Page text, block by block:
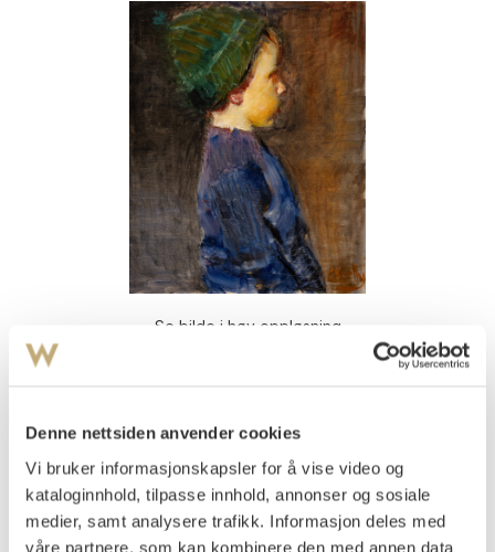
Denne nettsiden anvender cookies
Vi bruker informasjonskapsler for å vise video og
kataloginnhold, tilpasse innhold, annonser og sosiale
medier, samt analysere trafikk. Informasjon deles med
våre partnere, som kan kombinere den med annen data
Se bilde i høy oppløsning
Krohg, Christian
Olje på lerret
40x33
Signert nede t.h.: C. Krohg
Vurdering